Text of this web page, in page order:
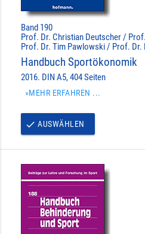
Band 190
Prof. Dr. Christian Deutscher /
Prof. Dr. Tim Pawlowski / Prof. Dr.
Handbuch Sportökonomik
2016. DIN A5, 404 Seiten
»MEHR ERFAHREN ...
done AUSWÄHLEN